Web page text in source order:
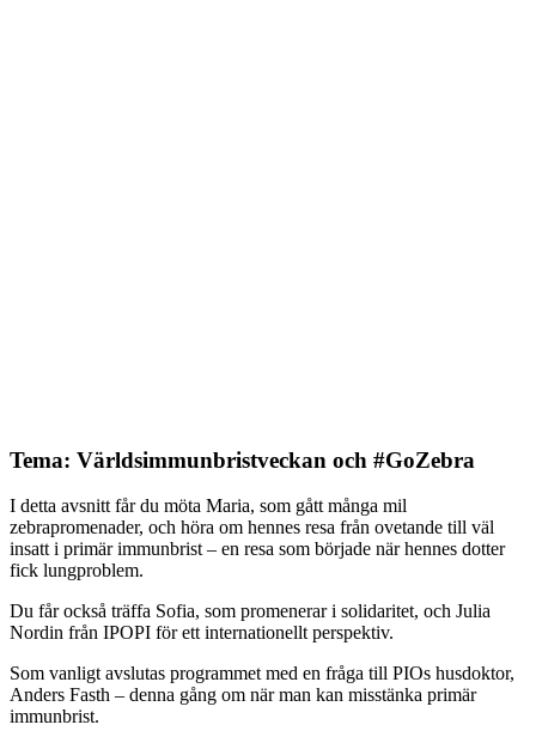
Tema: Världsimmunbristveckan och #GoZebra
I detta avsnitt får du möta Maria, som gått många mil
zebrapromenader, och höra om hennes resa från ovetande till väl
insatt i primär immunbrist – en resa som började när hennes dotter
fick lungproblem.
Du får också träffa Sofia, som promenerar i solidaritet, och Julia
Nordin från IPOPI för ett internationellt perspektiv.
Som vanligt avslutas programmet med en fråga till PIOs husdoktor,
Anders Fasth – denna gång om när man kan misstänka primär
immunbrist.